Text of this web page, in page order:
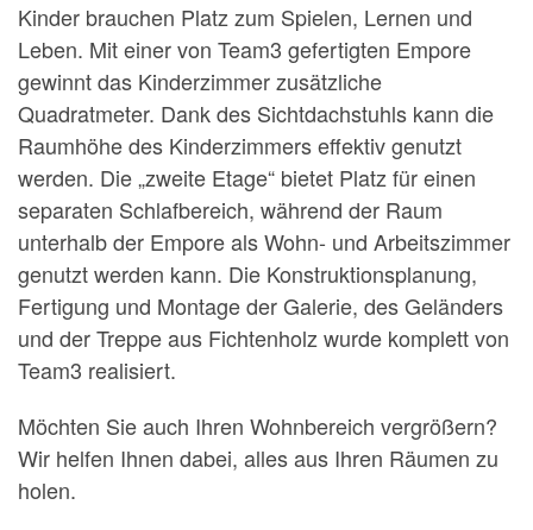
Kinder brauchen Platz zum Spielen, Lernen und
Leben. Mit einer von Team3 gefertigten Empore
gewinnt das Kinderzimmer zusätzliche
Quadratmeter. Dank des Sichtdachstuhls kann die
Raumhöhe des Kinderzimmers effektiv genutzt
werden. Die „zweite Etage“ bietet Platz für einen
separaten Schlafbereich, während der Raum
unterhalb der Empore als Wohn- und Arbeitszimmer
genutzt werden kann. Die Konstruktionsplanung,
Fertigung und Montage der Galerie, des Geländers
und der Treppe aus Fichtenholz wurde komplett von
Team3 realisiert.
Möchten Sie auch Ihren Wohnbereich vergrößern?
Wir helfen Ihnen dabei, alles aus Ihren Räumen zu
holen.